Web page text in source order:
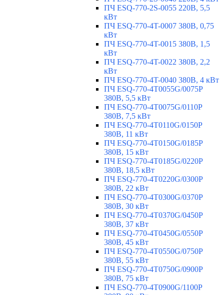
ПЧ ESQ-770-2S-0055 220В, 5,5
кВт
ПЧ ESQ-770-4T-0007 380В, 0,75
кВт
ПЧ ESQ-770-4T-0015 380В, 1,5
кВт
ПЧ ESQ-770-4T-0022 380В, 2,2
кВт
ПЧ ESQ-770-4T-0040 380В, 4 кВт
ПЧ ESQ-770-4T0055G/0075P
380В, 5,5 кВт
ПЧ ESQ-770-4T0075G/0110P
380В, 7,5 кВт
ПЧ ESQ-770-4T0110G/0150P
380В, 11 кВт
ПЧ ESQ-770-4T0150G/0185P
380В, 15 кВт
ПЧ ESQ-770-4T0185G/0220P
380В, 18,5 кВт
ПЧ ESQ-770-4T0220G/0300P
380В, 22 кВт
ПЧ ESQ-770-4T0300G/0370P
380В, 30 кВт
ПЧ ESQ-770-4T0370G/0450P
380В, 37 кВт
ПЧ ESQ-770-4T0450G/0550P
380В, 45 кВт
ПЧ ESQ-770-4T0550G/0750P
380В, 55 кВт
ПЧ ESQ-770-4T0750G/0900P
380В, 75 кВт
ПЧ ESQ-770-4T0900G/1100P